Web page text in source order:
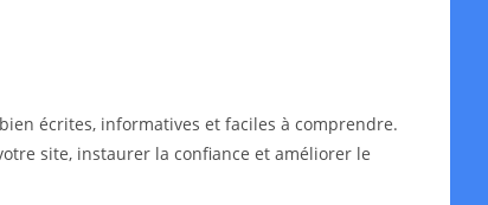
écrites, informatives et faciles à comprendre.
site, instaurer la confiance et améliorer le